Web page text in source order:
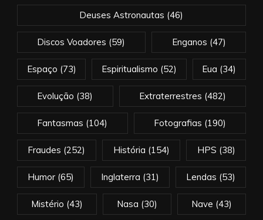
Deuses Astronautas (46)
Discos Voadores (59) Enganos (47)
Espaço (73) Espiritualismo (52) Eua (34)
Evolução (38) Extraterrestres (482)
Fantasmas (104) Fotografias (190)
Fraudes (252) História (154) HPS (38)
Humor(65) Inglaterra (31) Lendas (53)
Mistério (43) Nasa (30) Nave (43)